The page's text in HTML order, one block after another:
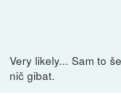
Very likely... Sam to
nič gibat.